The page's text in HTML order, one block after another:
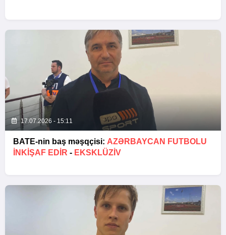
17.07.2026 - 15:11
BATE-nin baş məşqçisi: AZƏRBAYCAN FUTBOLU
INKIŞAF EDIR - EKSKLÜZİV